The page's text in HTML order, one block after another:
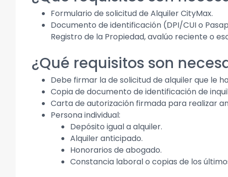
Formulario de solicitud de Alquiler CityMax.
Documento de identificación (DPI/CUI o
Registro de la Propiedad, avalúo reciente o
¿Qué requisitos son
Debe firmar la de solicitud de alquiler que le
Copia de documento de identificación de
Carta de autorización firmada para realizar
Persona individual:
Depósito igual a alquiler.
Alquiler anticipado.
Honorarios de abogado.
Constancia laboral o copias de los